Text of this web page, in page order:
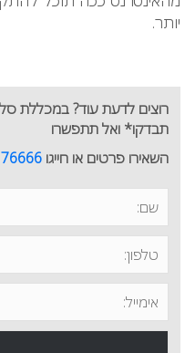
יותר.
תבדקו* ואל תתפשרו
השאירו פרטים או חייגו